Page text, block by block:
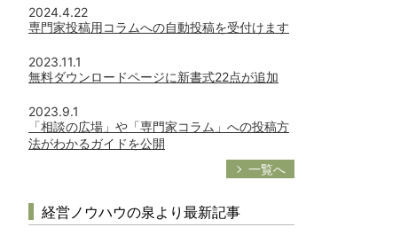
2024.4.22
専門家投稿用コラムへの自動投稿を受付けます
2023.11.1
無料ダウンロードページに新書式22点が追加
2023.9.1
「相談の広場」や「専門家コラム」への投稿方
法がわかるガイドを公開
一覧へ
経営ノウハウの泉より最新記事